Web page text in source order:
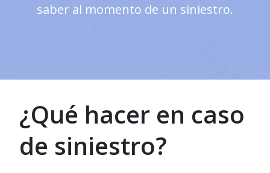
saber al momento de un siniestro.
¿Qué hacer en caso
de siniestro?